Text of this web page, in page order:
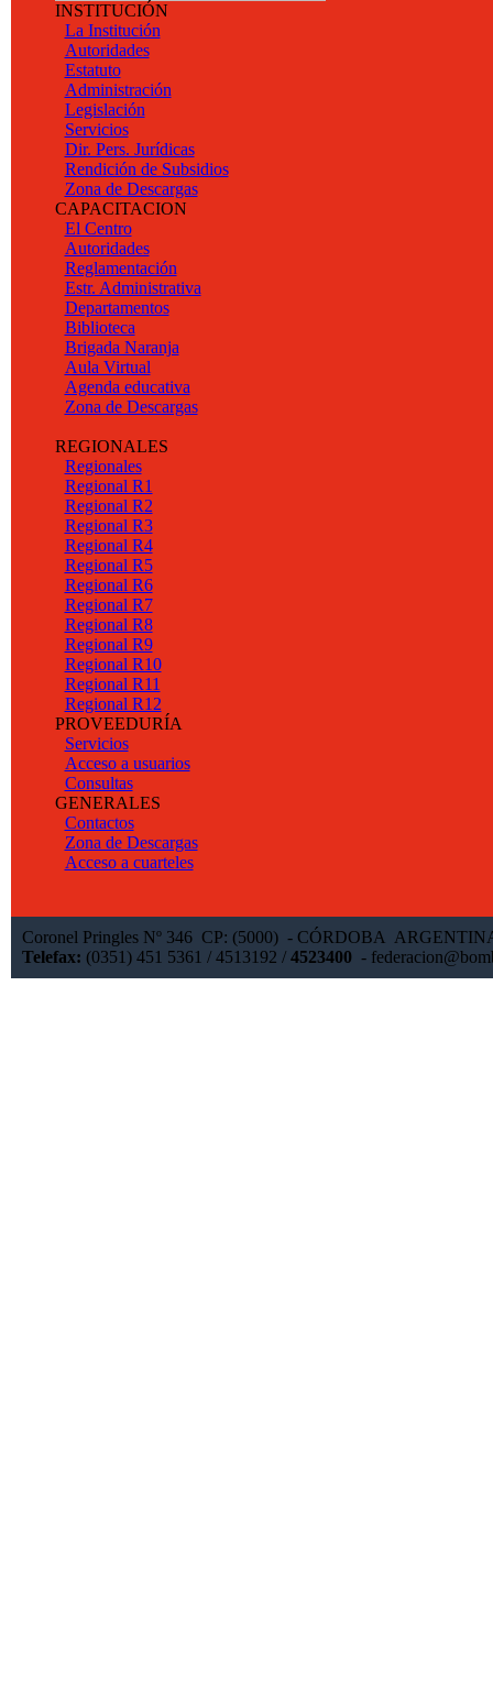
INSTITUCIÓN
La Institución
Autoridades
Estatuto
Administración
Legislación
Servicios
Dir. Pers. Jurídicas
Rendición de Subsidios
Zona de Descargas
CAPACITACION
El Centro
Autoridades
Reglamentación
Estr. Administrativa
Departamentos
Biblioteca
Brigada Naranja
Aula Virtual
Agenda educativa
Zona de Descargas
REGIONALES
Regionales
Regional R1
Regional R2
Regional R3
Regional R4
Regional R5
Regional R6
Regional R7
Regional R8
Regional R9
Regional R10
Regional R11
Regional R12
PROVEEDURÍA
Servicios
Acceso a usuarios
Consultas
GENERALES
Contactos
Zona de Descargas
Acceso a cuarteles
Coronel Pringles Nº 346 CP: (5000) - CÓRDOBA
Telefax: (0351) 451 5361 / 4513192 / 4523400-